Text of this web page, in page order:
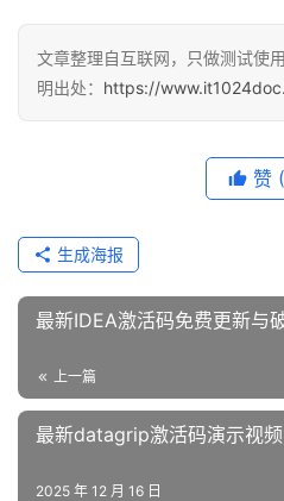
文章整理自互联网，只做测试使
明出处： https://
赞
生成海报
最新IDEA激活码免费更新与
上一篇
最新datagrip激活码演示视
2025 年 12 月 16 日